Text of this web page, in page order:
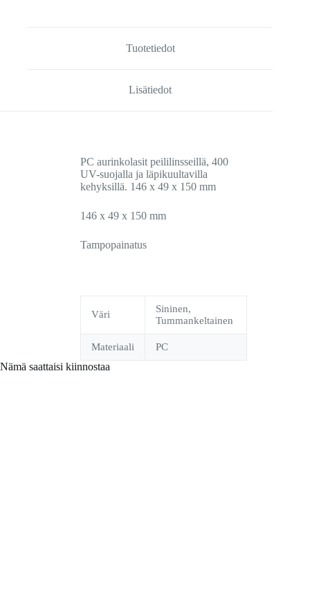
Tuotetiedot
Lisätiedot
PC aurinkolasit peililinsseillä, 400
UV-suojalla ja läpikuultavilla
kehyksillä. 146 x 49 x 150 mm
146 x 49 x 150 mm
Tampopainatus
Väri
Sininen,
Tummankeltainen
Materiaali PC
Nämä saattaisi kiinnostaa